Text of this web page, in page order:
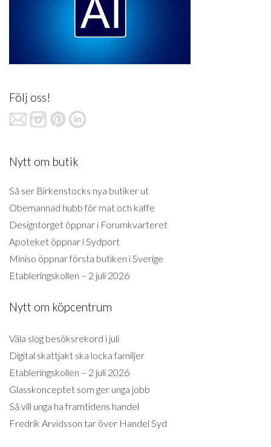
Följ oss!
Nytt om butik
Så ser Birkenstocks nya butiker ut
Obemannad hubb för mat och kaffe
Designtorget öppnar i Forumkvarteret
Apoteket öppnar i Sydport
Miniso öppnar första butiken i Sverige
Etableringskollen – 2 juli 2026
Nytt om köpcentrum
Väla slog besöksrekord i juli
Digital skattjakt ska locka familjer
Etableringskollen – 2 juli 2026
Glasskonceptet som ger unga jobb
Så vill unga ha framtidens handel
Fredrik Arvidsson tar över Handel Syd